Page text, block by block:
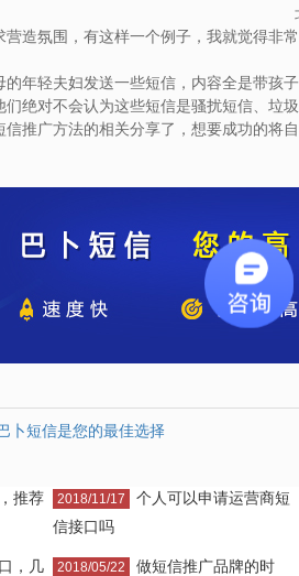
氛围，有这样一个例子，我就觉得非
轻夫妇发送一些短信，内容全是带孩
绝对不会认为这些短信是骚扰短信、垃
广方法的相关分享了，想要成功的将
卜短信是您的最佳选择
推荐
，几
2018/11/17
个人可以申请运营商短
信接口吗
2018/05/22
做短信推广品牌的时